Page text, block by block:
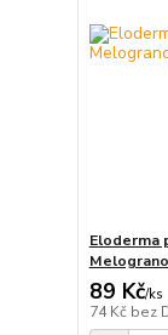
Eloderma
89 Kč/ks
74 Kč bez